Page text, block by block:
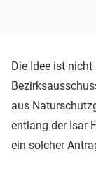
Die Idee ist
aus
entlang der Isar
ein solcher